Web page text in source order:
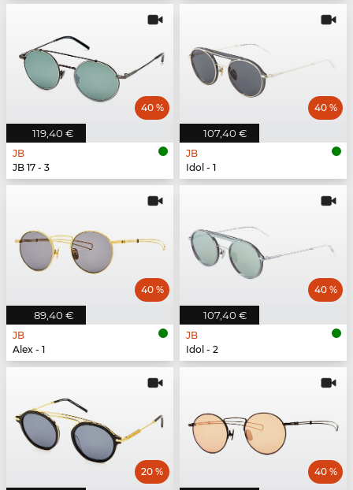
119,40 €
40 %
JB
JB 17 - 3
107,40 €
40 %
JB
Idol - 1
89,40 €
40 %
JB
Alex - 1
107,40 €
40 %
JB
Idol - 2
20 % 40 %